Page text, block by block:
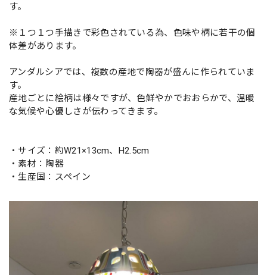
す。
※１つ１つ手描きで彩色されている為、色味や柄に若干の個
体差があります。
アンダルシアでは、複数の産地で陶器が盛んに作られていま
す。
産地ごとに絵柄は様々ですが、色鮮やかでおおらかで、温暖
な気候や心優しさが伝わってきます。
・サイズ：約W21×13cm、H2.5cm
・素材：陶器
・生産国：スペイン